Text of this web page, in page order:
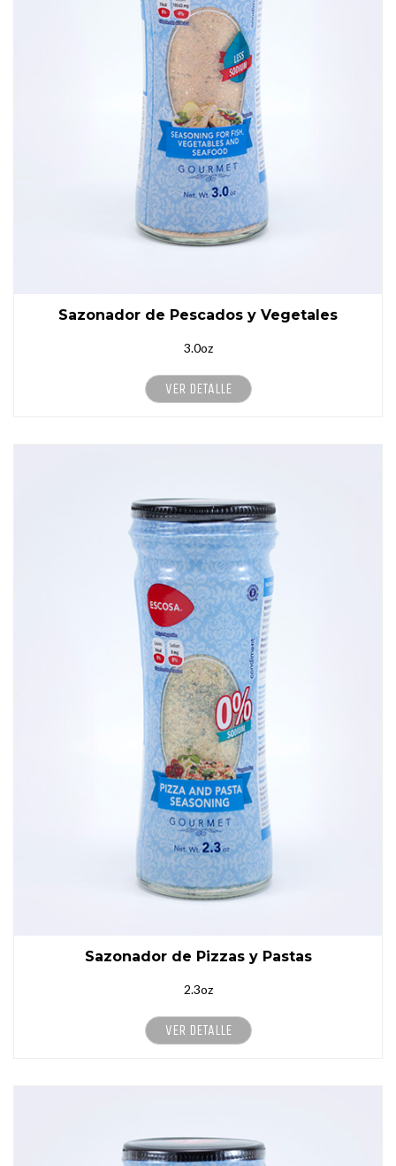
Sazonador de Pescados y Vegetales
3.0oz
VER DETALLE
Sazonador de Pizzas y Pastas
2.3oz
VER DETALLE